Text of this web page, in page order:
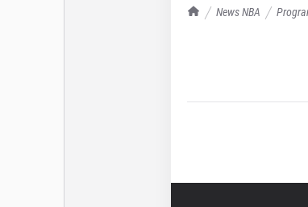
TrashTalk Actu NBA
News NBA